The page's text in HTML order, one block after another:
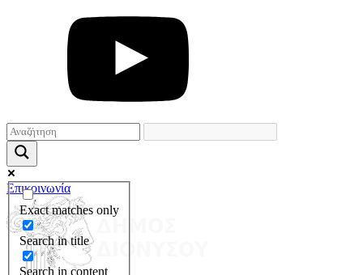
Exact matches only
Search in title
Search in content
Επικοινωνία